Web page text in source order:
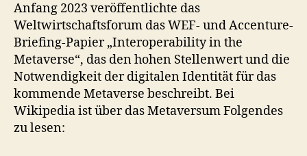
Anfang 2023 veröffentlichte das
Weltwirtschaftsforum das WEF- und Accenture-
Briefing-Papier „Interoperability in the
Metaverse“, das den hohen Stellenwert und die
Notwendigkeit der digitalen Identität für das
kommende Metaverse beschreibt. Bei
Wikipedia ist über das Metaversum Folgendes
zu lesen: